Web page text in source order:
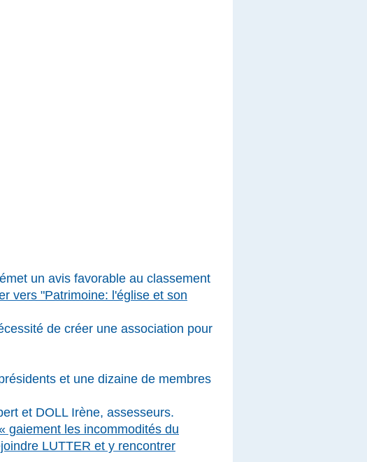
un avis favorable au classement
vers "Patrimoine: l'église et son
de créer une association pour
et une dizaine de membres
et DOLL Irène, assesseurs.
gaiement les incommodités du
LUTTER et y rencontrer